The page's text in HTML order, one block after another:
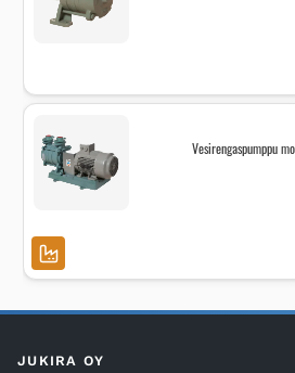
Vesirengaspumppu
JUKIRA OY